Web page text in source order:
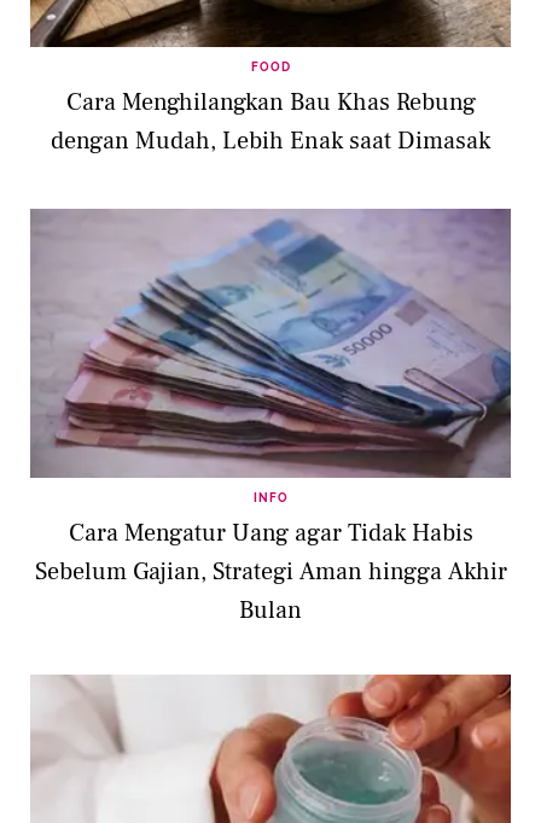
FOOD
Cara Menghilangkan Bau Khas Rebung
dengan Mudah, Lebih Enak saat Dimasak
INFO
Cara Mengatur Uang agar Tidak Habis
Sebelum Gajian, Strategi Aman hingga Akhir
Bulan